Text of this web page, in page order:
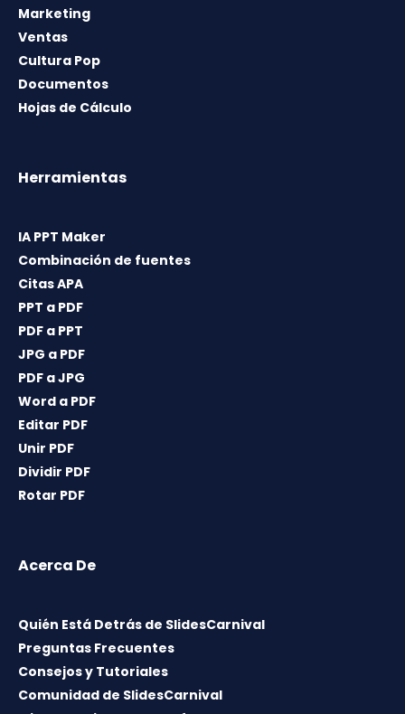
Marketing
Ventas
Cultura Pop
Documentos
Hojas de Cálculo
Herramientas
IA PPT Maker
Combinación de fuentes
Citas APA
PPT a PDF
PDF a PPT
JPG a PDF
PDF a JPG
Word a PDF
Editar PDF
Unir PDF
Dividir PDF
Rotar PDF
Acerca De
Quién Está Detrás de SlidesCarnival
Preguntas Frecuentes
Consejos y Tutoriales
Comunidad de SlidesCarnival